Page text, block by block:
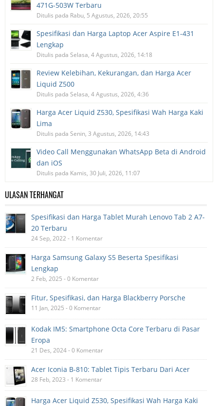
471G-503W Terbaru
Ditulis pada Rabu, 5 Agustus, 2026, 20:55
Spesifikasi dan Harga Laptop Acer Aspire E1-431
Lengkap
Ditulis pada Selasa, 4 Agustus, 2026, 14:18
Review Kelebihan, Kekurangan, dan Harga Acer
Liquid Z500
Ditulis pada Selasa, 4 Agustus, 2026, 4:36
Harga Acer Liquid Z530, Spesifikasi Wah Harga Kaki
Lima
Ditulis pada Senin, 3 Agustus, 2026, 14:43
Video Call Menggunakan WhatsApp Beta di Android
dan iOS
Ditulis pada Kamis, 30 Juli, 2026, 11:07
ULASAN TERHANGAT
Spesifikasi dan Harga Tablet Murah Lenovo Tab 2 A7-
20 Terbaru
24 Sep, 2022 - 1 Komentar
Harga Samsung Galaxy S5 Beserta Spesifikasi
Lengkap
2 Feb, 2025 - 0 Komentar
Fitur, Spesifikasi, dan Harga Blackberry Porsche
11 Jan, 2025 - 0 Komentar
Kodak IM5: Smartphone Octa Core Terbaru di Pasar
Eropa
21 Des, 2024 - 0 Komentar
Acer Iconia B-810: Tablet Tipis Terbaru Dari Acer
28 Feb, 2023 - 1 Komentar
Harga Acer Liquid Z530, Spesifikasi Wah Harga Kaki